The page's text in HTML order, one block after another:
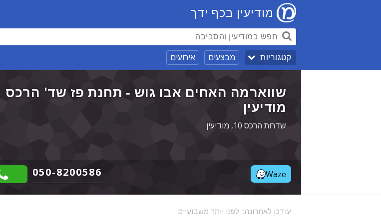
מודיעין בכף ידך
קטגוריות מבצעים אירועים
שווארמה האחים אבו גוש - תחנת פז שד' הרכס
מודיעין
שדרות הרכס 10, מודיעין
Waze
050-8200586
עודכן לאחרונה: לפני יותר משבועיים